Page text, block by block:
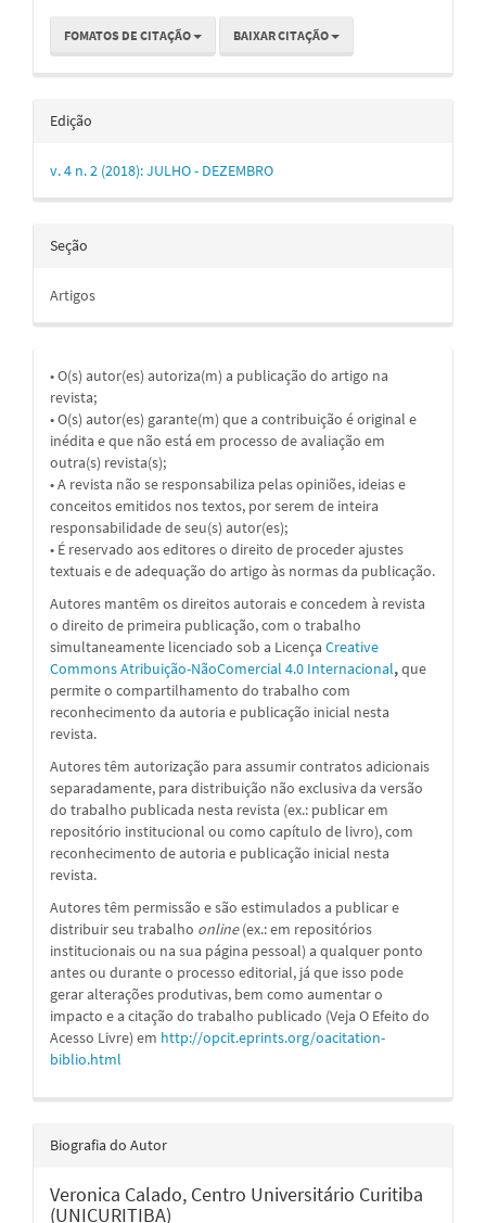
FOMATOS DE CITAÇÃO BAIXAR CITAÇÃO
Edição
v. 4 n. 2 (2018): JULHO - DEZEMBRO
Seção
Artigos
• O(s) autor(es) autoriza(m) a publicação do artigo na
revista;
• O(s) autor(es) garante(m) que a contribuição é original e
inédita e que não está em processo de avaliação em
outra(s) revista(s);
• A revista não se responsabiliza pelas opiniões, ideias e
conceitos emitidos nos textos, por serem de inteira
responsabilidade de seu(s) autor(es);
• É reservado aos editores o direito de proceder ajustes
textuais e de adequação do artigo às normas da publicação.
Autores mantêm os direitos autorais e concedem à revista
o direito de primeira publicação, com o trabalho
simultaneamente licenciado sob a Licença Creative
Commons Atribuição-NãoComercial 4.0 Internacional,que
permite o compartilhamento do trabalho com
reconhecimento da autoria e publicação inicial nesta
revista.
Autores têm autorização para assumir contratos adicionais
separadamente, para distribuição não exclusiva da versão
do trabalho publicada nesta revista (ex.: publicar em
repositório institucional ou como capítulo de livro), com
reconhecimento de autoria e publicação inicial nesta
revista.
Autores têm permissão e são estimulados a publicar e
distribuir seu trabalho online(ex.: em repositórios
institucionais ou na sua página pessoal) a qualquer ponto
antes ou durante o processo editorial, já que isso pode
gerar alterações produtivas, bem como aumentar o
impacto e a citação do trabalho publicado (Veja O Efeito do
Acesso Livre) em http://opcit.eprints.org/oacitation-
biblio.html
Biografia do Autor
Veronica Calado, Centro Universitário Curitiba
(UNICURITIBA)